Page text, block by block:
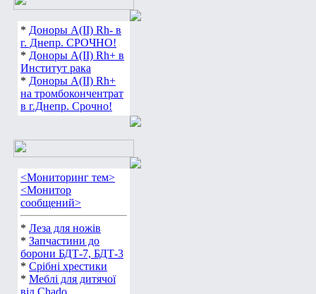
* Доноры А(ІІ) Rh- в
г. Днепр. СРОЧНО!
* Доноры А(ІІ) Rh+ в
Институт рака
* Доноры А(ІІ) Rh+
на тромбокончентрат
в г.Днепр. Срочно!
<Мониторинг тем>
<Монитор
сообщений>
* Леза для ножів
* Запчастини до
борони БДТ-7, БДТ-3
* Срібні хрестики
* Меблі для дитячої
від Chado